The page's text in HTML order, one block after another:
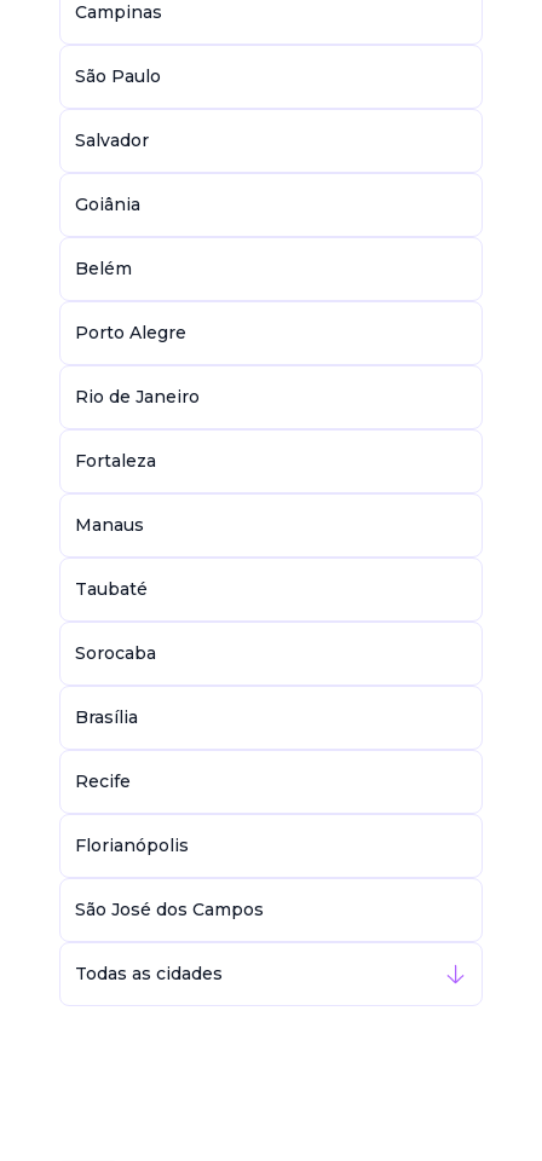
Campinas
São Paulo
Salvador
Goiânia
Belém
Porto Alegre
Rio de Janeiro
Fortaleza
Manaus
Taubaté
Sorocaba
Brasília
Recife
Florianópolis
São José dos Campos
Todas as cidades